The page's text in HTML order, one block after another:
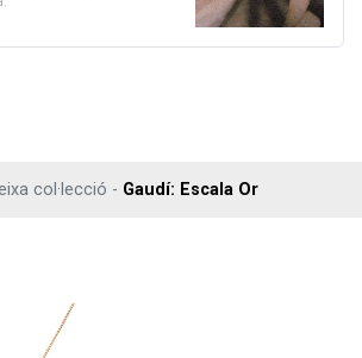
col·lecció - Gaudí: Escala Or